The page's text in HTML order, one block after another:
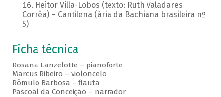
Heitor Villa-Lobos (texto: Ruth Valadares
Corrêa) – Cantilena (ária da Bachiana brasileira nº
5)
Ficha técnica
Rosana Lanzelotte – pianoforte
Marcus Ribeiro – violoncelo
Rômulo Barbosa – flauta
Pascoal da Conceição – narrador